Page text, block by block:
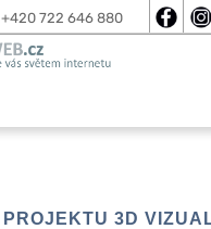
+420 722 646 880
3D